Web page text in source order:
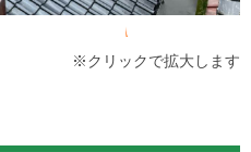
※クリックで拡大します